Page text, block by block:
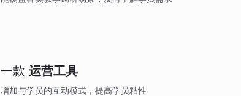
一款 运营工具
增加与学员的互动模式，提高学员粘性